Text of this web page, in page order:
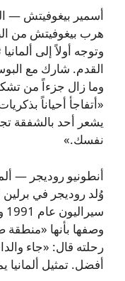
أسمير بيغوفيتش —
هرب بيغوفيتش من
وتوجه أولاً إلى
وما زال جزءاً من
«أتفاجأ أحياناً
يشعر أحد بالشفقة
نفسك.»
أنطونيو روديجر —
وُلد روديجر في
وصفها بأنها «منطقة
رحلته قال: «جاء
أفضل. تمثيل ألمانيا